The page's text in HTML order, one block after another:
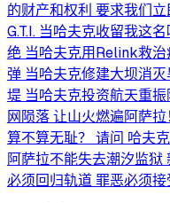
的财产和权利 要求我们
G.T.I. 当哈夫克收留我这
绝 当哈夫克用Relink救
弹 当哈夫克修建大坝消
堤 当哈夫克投资航天重
网陨落 让山火燃遍阿萨
算不算无耻？ 请问 哈夫
阿萨拉不能失去潮汐监狱
必须回归轨道 罪恶必须接